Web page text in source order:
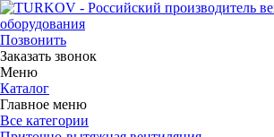
Позвонить
Заказать звонок
Меню
Каталог
Главное меню
Все категории